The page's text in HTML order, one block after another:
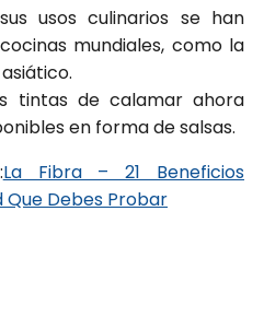
usos culinarios se han
mundiales, como la
tintas de calamar ahora
en forma de salsas.
La Fibra – 21 Beneficios
Que Debes Probar